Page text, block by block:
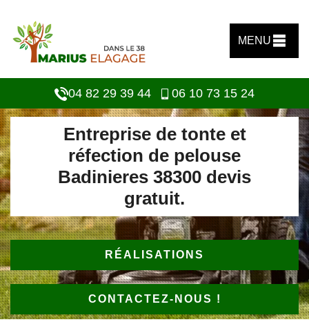
MENU
04 82 29 39 44 06 10 73 15 24
Entreprise de tonte et
réfection de pelouse
Badinieres 38300 devis
gratuit.
RÉALISATIONS
CONTACTEZ-NOUS !